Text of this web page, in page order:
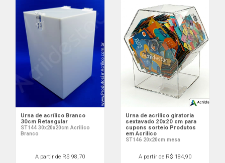
Urna de acrílico Branco
30cm Retangular
ST144 30x20x20cm Acrilico
Branco
A partir de R$ 98,70
Urna de acrilico giratoria
sextavado 20x20 cm para
cupons sorteio Produtos
em Acrilico
ST146 20x20cm mesa
A partir de R$ 184,90